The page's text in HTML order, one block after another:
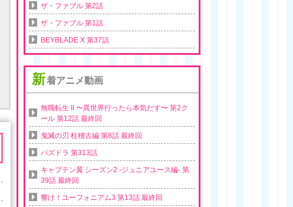
ザ・ファブル 第2話
ザ・ファブル 第1話
BEYBLADE X 第37話
新着アニメ動画
無職転生 II 〜異世界行ったら本気だす〜 第2ク
ール 第12話 最終回
鬼滅の刃 柱稽古編 第8話 最終回
パズドラ 第313話
キャプテン翼 シーズン2 -ジュニアユース編- 第
39話 最終回
響け！ユーフォニアム3 第13話 最終回